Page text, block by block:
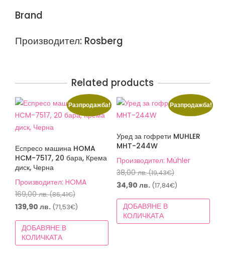
Brand
Производител: Rosberg
Related products
Разпродажба!
Еспресо машина HOMA
HCM-7517, 20 бара, Крема
диск, Черна
Производител: HOMA
169,00лв.(86,41€)Original
price
was:
139,90 лв. (71,53€)
цена
139,90 лв.
ДОБАВЯНЕ В
КОЛИЧКАТА
Разпродажба!
Уред за гофрети MUHLER
MHT-244W
Производител: Mühler
38,00лв.(19,43€)Original
price
was:
34,90 лв.(17,84€)Текущата
цена
34,90 лв.
ДОБАВЯНЕ В
КОЛИЧКАТА